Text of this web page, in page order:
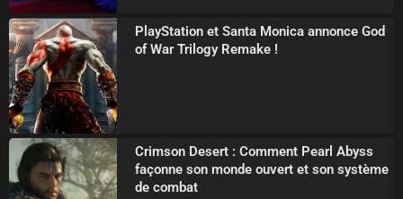
PlayStation et Santa Monica annonce God
of War Trilogy Remake !
Crimson Desert : Comment Pearl Abyss
façonne son monde ouvert et son système
de combat